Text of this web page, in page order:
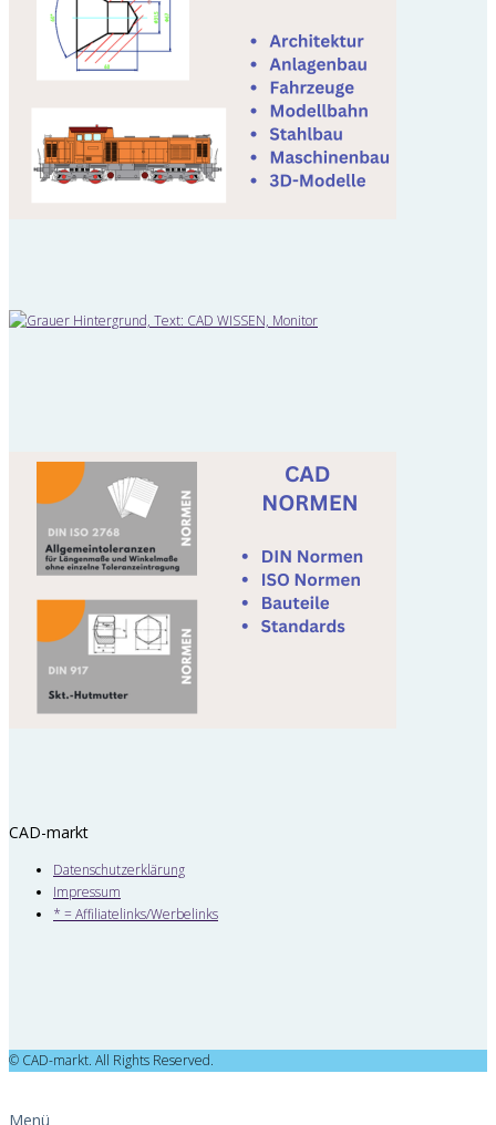
CAD-markt
Datenschutzerklärung
Impressum
* = Affiliatelinks/Werbelinks
© CAD-markt. All Rights Reserved.
Menü